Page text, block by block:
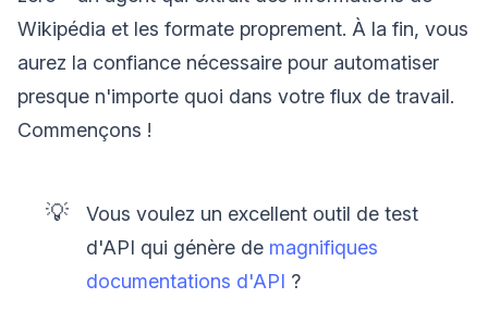
Wikipédia et les formate proprement. À la fin, vous
aurez la confiance nécessaire pour automatiser
presque n'importe quoi dans votre flux de travail.
Commençons !
💡
Vous voulez un excellent outil de test
d'API qui génère de magnifiques
documentations d'API ?